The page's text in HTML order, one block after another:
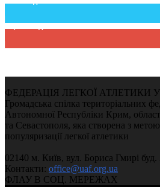
9,370 Підписників
ФЕДЕРАЦІЯ ЛЕГКОЇ АТЛЕТИКИ
Громадська спілка територіальних
Автономної Республіки Крим,
та Севастополя, яка створена з
популяризації легкої атлетики
02140 м. Київ, вул. Бориса Гмирі буд.
Контакти: office@uaf.org.ua
ФЛАУ В СОЦ. МЕРЕЖАХ